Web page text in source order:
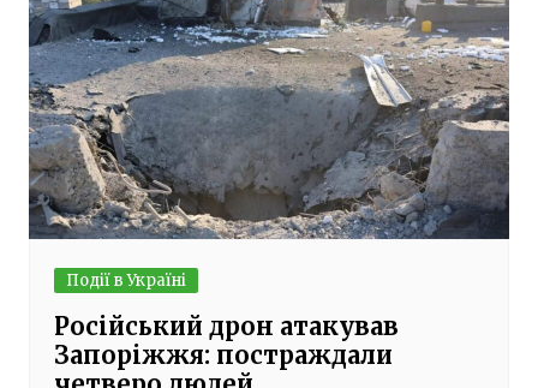
Події в Україні
Російський дрон атакував
Запоріжжя: постраждали